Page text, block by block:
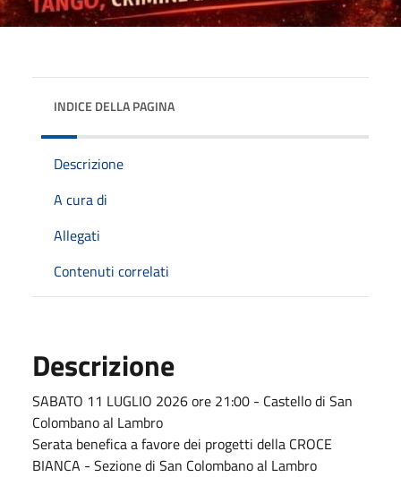
INDICE DELLA PAGINA
Descrizione
A cura di
Allegati
Contenuti correlati
Descrizione
SABATO 11 LUGLIO 2026 ore 21:00 - Castello di San
Colombano al Lambro
Serata benefica a favore dei progetti della CROCE
BIANCA - Sezione di San Colombano al Lambro